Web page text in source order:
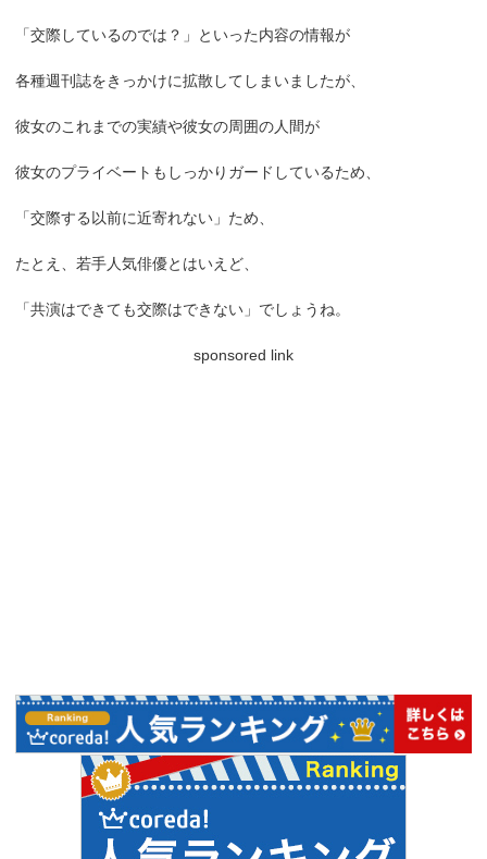
「交際しているのでは？」といった内容の情報が
各種週刊誌をきっかけに拡散してしまいましたが、
彼女のこれまでの実績や彼女の周囲の人間が
彼女のプライベートもしっかりガードしているため、
「交際する以前に近寄れない」ため、
たとえ、若手人気俳優とはいえど、
「共演はできても交際はできない」でしょうね。
sponsored link